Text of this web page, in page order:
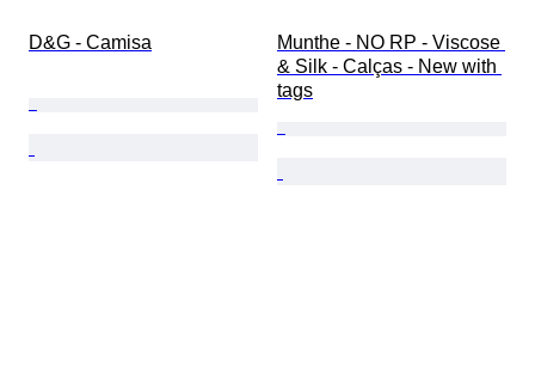
D&G - Camisa
Munthe - NO RP - Viscose
& Silk - Calças - New with
tags